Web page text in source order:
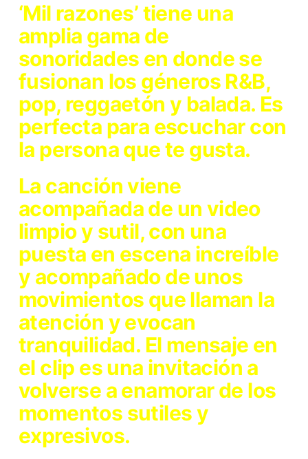
‘Mil razones’ tiene una
amplia gama de
sonoridades en donde se
fusionan los géneros R&B,
pop, reggaetón y balada. Es
perfecta para escuchar con
la persona que te gusta.
La canción viene
acompañada de un video
limpio y sutil, con una
puesta en escena increíble
y acompañado de unos
movimientos que llaman la
atención y evocan
tranquilidad. El mensaje en
el clip es una invitación a
volverse a enamorar de los
momentos sutiles y
expresivos.